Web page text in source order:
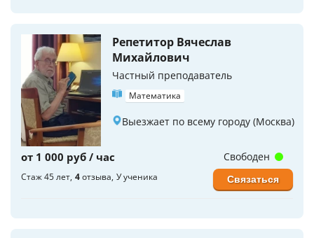
Репетитор Вячеслав
Михайлович
Частный преподаватель
Математика
Выезжает по всему городу (Москва)
от 1 000 руб / час
Стаж 45 лет 4отзыва У ученика
Свободен
Связаться